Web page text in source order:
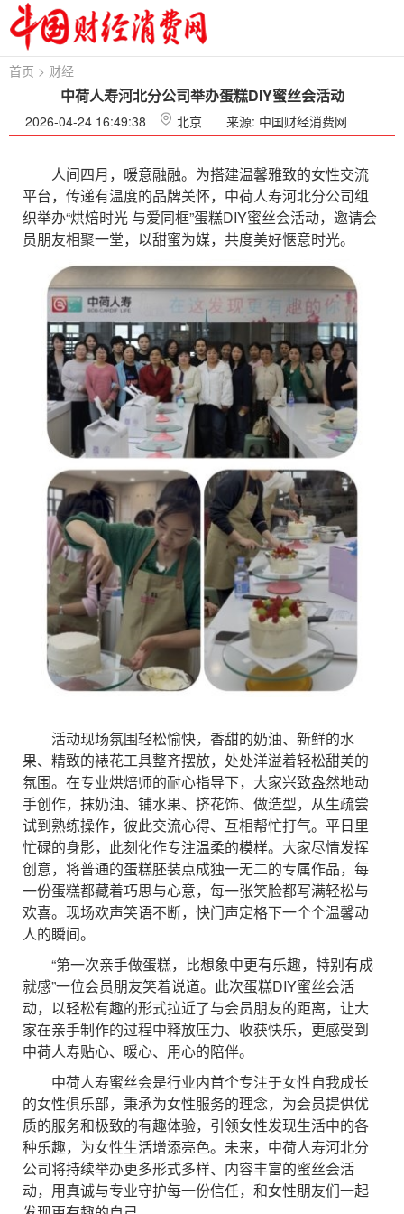
首页 > 财经
中荷人寿河北分公司举办蛋糕DIY蜜丝会活动
2026-04-24 16:49:38 北京 来源: 中国财经消费网
人间四月，暖意融融。为搭建温馨雅致的女性交流
平台，传递有温度的品牌关怀，中荷人寿河北分公司组
织举办“烘焙时光 与爱同框”蛋糕DIY蜜丝会活动，邀请会
员朋友相聚一堂，以甜蜜为媒，共度美好惬意时光。
活动现场氛围轻松愉快，香甜的奶油、新鲜的水
果、精致的裱花工具整齐摆放，处处洋溢着轻松甜美的
氛围。在专业烘焙师的耐心指导下，大家兴致盎然地动
手创作，抹奶油、铺水果、挤花饰、做造型，从生疏尝
试到熟练操作，彼此交流心得、互相帮忙打气。平日里
忙碌的身影，此刻化作专注温柔的模样。大家尽情发挥
创意，将普通的蛋糕胚装点成独一无二的专属作品，每
一份蛋糕都藏着巧思与心意，每一张笑脸都写满轻松与
欢喜。现场欢声笑语不断，快门声定格下一个个温馨动
人的瞬间。
“第一次亲手做蛋糕，比想象中更有乐趣，特别有成
就感”一位会员朋友笑着说道。此次蛋糕DIY蜜丝会活
动，以轻松有趣的形式拉近了与会员朋友的距离，让大
家在亲手制作的过程中释放压力、收获快乐，更感受到
中荷人寿贴心、暖心、用心的陪伴。
中荷人寿蜜丝会是行业内首个专注于女性自我成长
的女性俱乐部，秉承为女性服务的理念，为会员提供优
质的服务和极致的有趣体验，引领女性发现生活中的各
种乐趣，为女性生活增添亮色。未来，中荷人寿河北分
公司将持续举办更多形式多样、内容丰富的蜜丝会活
动，用真诚与专业守护每一份信任，和女性朋友们一起